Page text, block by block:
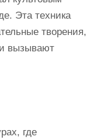
Эта техника
творения,
вызывают
где